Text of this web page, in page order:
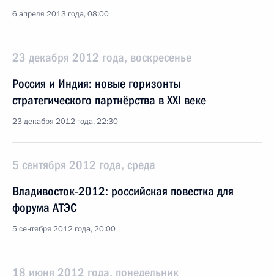
6 апреля 2013 года, 08:00
23 декабря 2012 года, воскресенье
Россия и Индия: новые горизонты
стратегического партнёрства в XXI веке
23 декабря 2012 года, 22:30
5 сентября 2012 года, среда
Владивосток-2012: российская повестка для
форума АТЭС
5 сентября 2012 года, 20:00
18 июня 2012 года, понедельник